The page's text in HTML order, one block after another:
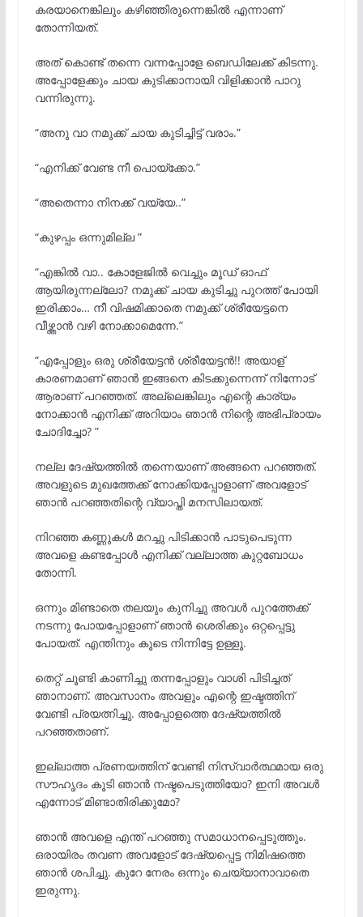
കരയാനെങ്കിലും കഴിഞ്ഞിരുന്നെങ്കിൽ എന്നാണ്
തോന്നിയത്.
അത് കൊണ്ട് തന്നെ വന്നപ്പോളേ ബെഡിലേക്ക് കിടന്നു.
അപ്പോളേക്കും ചായ കുടിക്കാനായി വിളിക്കാൻ പാറു
വന്നിരുന്നു.
“അനു വാ നമുക്ക് ചായ കുടിച്ചിട്ട് വരാം.”
“എനിക്ക് വേണ്ട നീ പൊയ്ക്കോ.”
“അതെന്നാ നിനക്ക് വയ്യേ..”
“കുഴപ്പം ഒന്നുമില്ല ”
“എങ്കിൽ വാ.. കോളേജിൽ വെച്ചും മൂഡ് ഓഫ്‌
ആയിരുന്നല്ലോ? നമുക്ക് ചായ കുടിച്ചു പുറത്ത് പോയി
ഇരിക്കാം… നീ വിഷമിക്കാതെ നമുക്ക് ശ്രീയേട്ടനെ
വീഴ്ത്താൻ വഴി നോക്കാമെന്നേ.”
“എപ്പോളും ഒരു ശ്രീയേട്ടൻ ശ്രീയേട്ടൻ!! അയാള്
കാരണമാണ് ഞാൻ ഇങ്ങനെ കിടക്കുന്നെന്ന് നിന്നോട്
ആരാണ് പറഞ്ഞത്. അല്ലെങ്കിലും എന്റെ കാര്യം
നോക്കാൻ എനിക്ക് അറിയാം ഞാൻ നിന്റെ അഭിപ്രായം
ചോദിച്ചോ? ”
നല്ല ദേഷ്യത്തിൽ തന്നെയാണ് അങ്ങനെ പറഞ്ഞത്.
അവളുടെ മുഖത്തേക്ക് നോക്കിയപ്പോളാണ് അവളോട്
ഞാൻ പറഞ്ഞതിന്റെ വ്യാപ്തി മനസിലായത്.
നിറഞ്ഞ കണ്ണുകൾ മറച്ചു പിടിക്കാൻ പാടുപെടുന്ന
അവളെ കണ്ടപ്പോൾ എനിക്ക് വല്ലാത്ത കുറ്റബോധം
തോന്നി.
ഒന്നും മിണ്ടാതെ തലയും കുനിച്ചു അവൾ പുറത്തേക്ക്
നടന്നു പോയപ്പോളാണ് ഞാൻ ശെരിക്കും ഒറ്റപ്പെട്ടു
പോയത്. എന്തിനും കൂടെ നിന്നിട്ടേ ഉള്ളൂ.
തെറ്റ് ചൂണ്ടി കാണിച്ചു തന്നപ്പോളും വാശി പിടിച്ചത്
ഞാനാണ്. അവസാനം അവളും എന്റെ ഇഷ്ടത്തിന്
വേണ്ടി പ്രയത്നിച്ചു. അപ്പോളത്തെ ദേഷ്യത്തിൽ
പറഞ്ഞതാണ്.
ഇല്ലാത്ത പ്രണയത്തിന് വേണ്ടി നിസ്വാർത്ഥമായ ഒരു
സൗഹൃദം കൂടി ഞാൻ നഷ്ടപെടുത്തിയോ? ഇനി അവൾ
എന്നോട് മിണ്ടാതിരിക്കുമോ?
ഞാൻ അവളെ എന്ത് പറഞ്ഞു സമാധാനപ്പെടുത്തും.
ഒരായിരം തവണ അവളോട് ദേഷ്യപ്പെട്ട നിമിഷത്തെ
ഞാൻ ശപിച്ചു. കുറേ നേരം ഒന്നും ചെയ്യാനാവാതെ
ഇരുന്നു.